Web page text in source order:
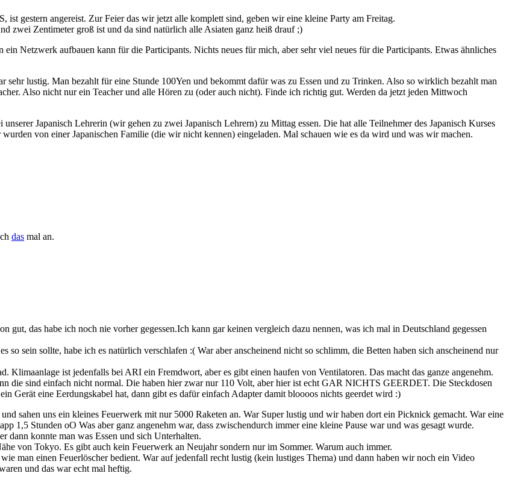
gestern angereist. Zur Feier das wir jetzt alle komplett sind, geben wir eine kleine Party am Freitag.
zwei Zentimeter groß ist und da sind natürlich alle Asiaten ganz heiß drauf ;)
Netzwerk aufbauen kann für die Participants. Nichts neues für mich, aber sehr viel neues für die Participants. Etwas ähnliches
sehr lustig. Man bezahlt für eine Stunde 100Yen und bekommt dafür was zu Essen und zu Trinken. Also so wirklich bezahlt man
Also nicht nur ein Teacher und alle Hören zu (oder auch nicht). Finde ich richtig gut. Werden da jetzt jeden Mittwoch
Japanisch Lehrerin (wir gehen zu zwei Japanisch Lehrern) zu Mittag essen. Die hat alle Teilnehmer des Japanisch Kurses
von einer Japanischen Familie (die wir nicht kennen) eingeladen. Mal schauen wie es da wird und was wir machen.
das mal an.
das habe ich noch nie vorher gegessen.Ich kann gar keinen vergleich dazu nennen, was ich mal in Deutschland gegessen
so sein sollte, habe ich es natürlich verschlafen :( War aber anscheinend nicht so schlimm, die Betten haben sich anscheinend nur
Klimaanlage ist jedenfalls bei ARI ein Fremdwort, aber es gibt einen haufen von Ventilatoren. Das macht das ganze angenehm.
die sind einfach nicht normal. Die haben hier zwar nur 110 Volt, aber hier ist echt GAR NICHTS GEERDET. Die Steckdosen
Gerät eine Eerdungskabel hat, dann gibt es dafür einfach Adapter damit bloooos nichts geerdet wird :)
sahen uns ein kleines Feuerwerk mit nur 5000 Raketen an. War Super lustig und wir haben dort ein Picknick gemacht. War eine
1,5 Stunden oO Was aber ganz angenehm war, dass zwischendurch immer eine kleine Pause war und was gesagt wurde.
dann konnte man was Essen und sich Unterhalten.
von Tokyo. Es gibt auch kein Feuerwerk an Neujahr sondern nur im Sommer. Warum auch immer.
man einen Feuerlöscher bedient. War auf jedenfall recht lustig (kein lustiges Thema) und dann haben wir noch ein Video
und das war echt mal heftig.